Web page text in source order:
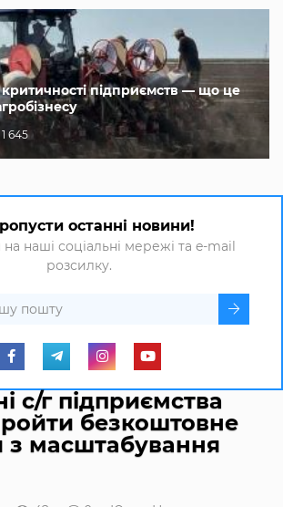
критичності підприємств — що це
1 645
останні новини!
наші соціальні мережі та e-mail
розсилку.
с/г підприємства
безкоштовне
з масштабування